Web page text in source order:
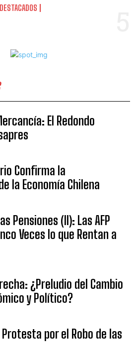
DESTACADOS
El Redondo
Confirma la
la Economía Chilena
Pensiones (II): Las AFP
Veces lo que Rentan a
¿Preludio del Cambio
y Político?
Protesta por el Robo de las